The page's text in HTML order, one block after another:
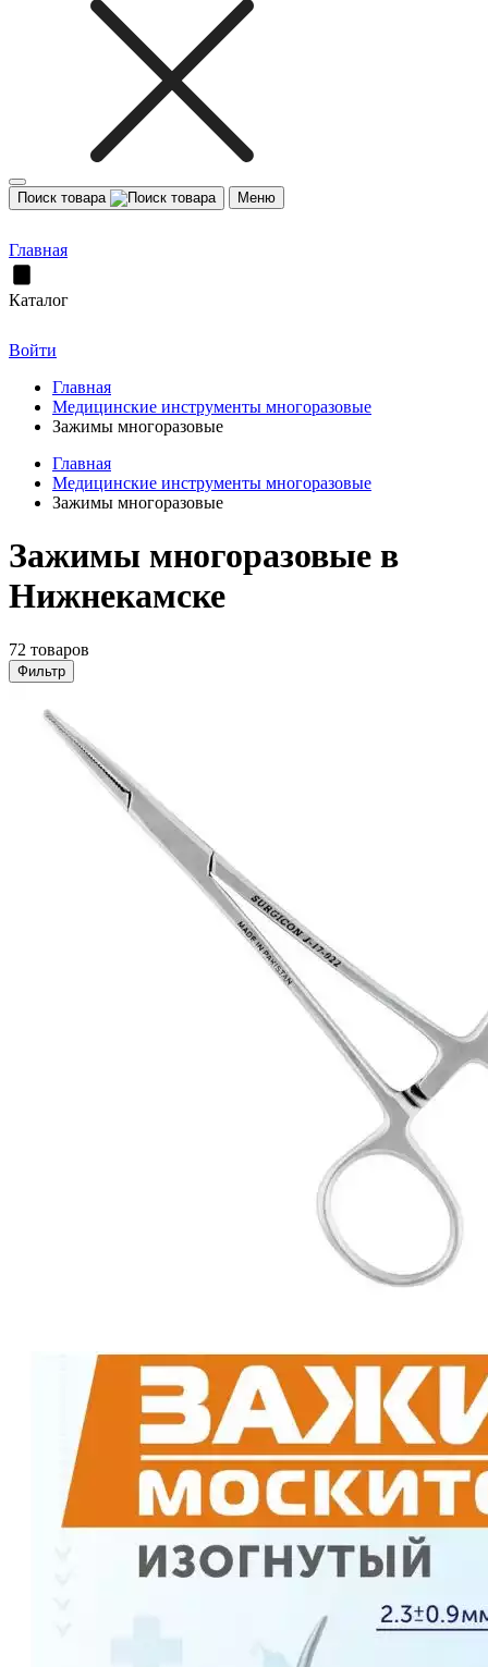
Поиск товара Меню
Главная
Каталог
Войти
Главная
Медицинские инструменты многоразовые
Зажимы многоразовые
Главная
Медицинские инструменты многоразовые
Зажимы многоразовые
Зажимы многоразовые в
Нижнекамске
72 товаров
Фильтр